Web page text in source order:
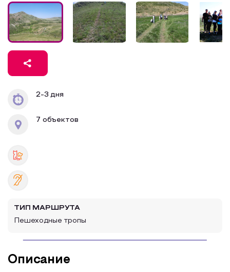
Образовательный туризм
Аттестованные экскурсоводы
Маршруты от экскурсоводов
Все маршруты
2-3 дня
7 объектов
ТИП МАРШРУТА
Пешеходные тропы
Описание